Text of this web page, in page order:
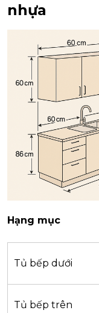
nhựa
Hạng mục
Tủ bếp dưới
Tủ bếp trên